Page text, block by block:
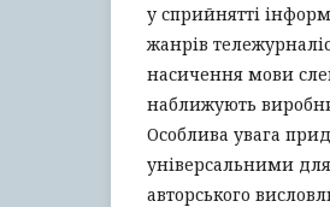
у сприйнятті
жанрів
насичення мови
наближують
Особлива увага
універсальними
авторського